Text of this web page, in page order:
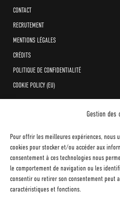
Gestion des
Pour offrir les meilleures expériences, nous
cookies pour stocker et/ou accéder aux
consentement à ces technologies nous
le comportement de navigation ou les
consentir ou retirer son consentement peut
caractéristiques et fonctions.
CONTACT
RECRUTEMENT
MENTIONS LÉGALES
CRÉDITS
POLITIQUE DE CONFIDENTIALITÉ
COOKIE POLICY (EU)